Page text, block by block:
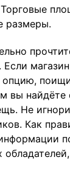
размеры.
Если
опцию,
вы найдёте
Не
Как